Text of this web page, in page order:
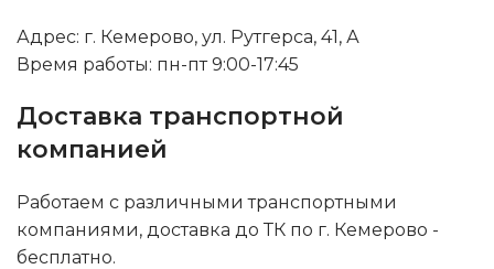
Адрес: г. Кемерово, ул. Рутгерса, 41, А
Время работы: пн-пт 9:00-17:45
Доставка транспортной
компанией
Работаем с различными транспортными
компаниями, доставка до ТК по г. Кемерово -
бесплатно.